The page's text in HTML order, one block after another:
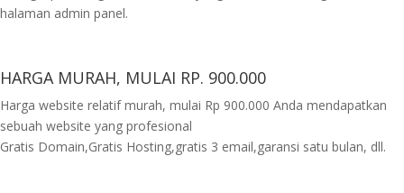
halaman admin panel.
HARGA MURAH, MULAI RP. 900.000
Harga website relatif murah, mulai Rp 900.000 Anda mendapatkan
sebuah website yang profesional
Gratis Domain,Gratis Hosting,gratis 3 email,garansi satu bulan, dll.